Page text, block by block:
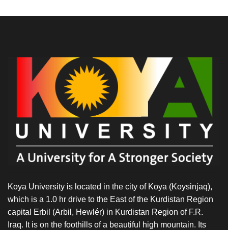
Koya University is located in the city of Koya (Koysinjaq),
which is a 1.0 hr drive to the East of the Kurdistan Region
capital Erbil (Arbil, Hewlér) in Kurdistan Region of F.R.
Iraq. It is on the foothills of a beautiful high mountain. Its